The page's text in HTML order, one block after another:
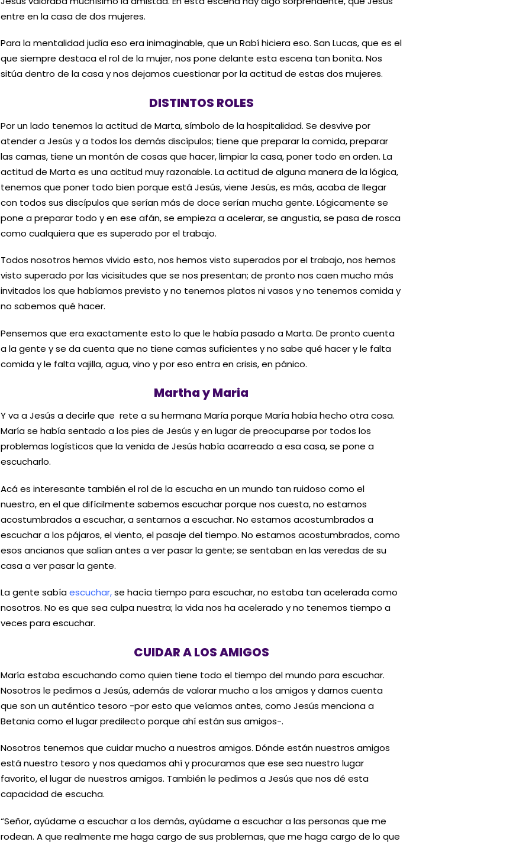
entre en la casa de dos mujeres.
Para la mentalidad judía eso era inimaginable, que un Rabí hiciera eso. San Lucas, que es el
que siempre destaca el rol de la mujer, nos pone delante esta escena tan bonita. Nos
sitúa dentro de la casa y nos dejamos cuestionar por la actitud de estas dos mujeres.
DISTINTOS ROLES
Por un lado tenemos la actitud de Marta, símbolo de la hospitalidad. Se desvive por
atender a Jesús y a todos los demás discípulos; tiene que preparar la comida, preparar
las camas, tiene un montón de cosas que hacer, limpiar la casa, poner todo en orden. La
actitud de Marta es una actitud muy razonable. La actitud de alguna manera de la lógica,
tenemos que poner todo bien porque está Jesús, viene Jesús, es más, acaba de llegar
con todos sus discípulos que serían más de doce serían mucha gente. Lógicamente se
pone a preparar todo y en ese afán, se empieza a acelerar, se angustia, se pasa de rosca
como cualquiera que es superado por el trabajo.
Todos nosotros hemos vivido esto, nos hemos visto superados por el trabajo, nos hemos
visto superado por las vicisitudes que se nos presentan; de pronto nos caen mucho más
invitados los que habíamos previsto y no tenemos platos ni vasos y no tenemos comida y
no sabemos qué hacer.
Pensemos que era exactamente esto lo que le había pasado a Marta. De pronto cuenta
a la gente y se da cuenta que no tiene camas suficientes y no sabe qué hacer y le falta
comida y le falta vajilla, agua, vino y por eso entra en crisis, en pánico.
Martha y Maria
Y va a Jesús a decirle que rete a su hermana María porque María había hecho otra cosa.
María se había sentado a los pies de Jesús y en lugar de preocuparse por todos los
problemas logísticos que la venida de Jesús había acarreado a esa casa, se pone a
escucharlo.
Acá es interesante también el rol de la escucha en un mundo tan ruidoso como el
nuestro, en el que difícilmente sabemos escuchar porque nos cuesta, no estamos
acostumbrados a escuchar, a sentarnos a escuchar. No estamos acostumbrados a
escuchar a los pájaros, el viento, el pasaje del tiempo. No estamos acostumbrados, como
esos ancianos que salían antes a ver pasar la gente; se sentaban en las veredas de su
casa a ver pasar la gente.
La gente sabíaescuchar,se hacía tiempo para escuchar, no estaba tan acelerada como
nosotros. No es que sea culpa nuestra; la vida nos ha acelerado y no tenemos tiempo a
veces para escuchar.
CUIDAR A LOS AMIGOS
María estaba escuchando como quien tiene todo el tiempo del mundo para escuchar.
Nosotros le pedimos a Jesús, además de valorar mucho a los amigos y darnos cuenta
que son un auténtico tesoro -por esto que veíamos antes, como Jesús menciona a
Betania como el lugar predilecto porque ahí están sus amigos-.
Nosotros tenemos que cuidar mucho a nuestros amigos. Dónde están nuestros amigos
está nuestro tesoro y nos quedamos ahí y procuramos que ese sea nuestro lugar
favorito, el lugar de nuestros amigos. También le pedimos a Jesús que nos dé esta
capacidad de escucha.
“Señor, ayúdame a escuchar a los demás, ayúdame a escuchar a las personas que me
rodean. A que realmente me haga cargo de sus problemas, que me haga cargo de lo que